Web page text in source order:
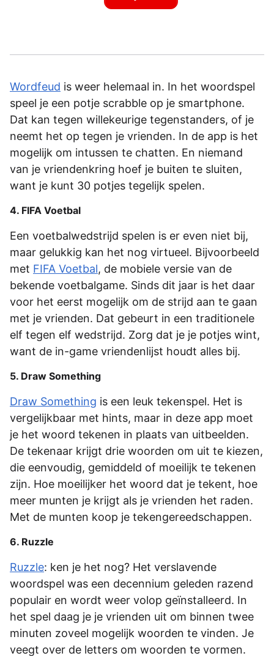
Wordfeud is weer helemaal in. In het woordspel
speel je een potje scrabble op je smartphone.
Dat kan tegen willekeurige tegenstanders, of je
neemt het op tegen je vrienden. In de app is het
mogelijk om intussen te chatten. En niemand
van je vriendenkring hoef je buiten te sluiten,
want je kunt 30 potjes tegelijk spelen.
4. FIFA Voetbal
Een voetbalwedstrijd spelen is er even niet bij,
maar gelukkig kan het nog virtueel. Bijvoorbeeld
met FIFA Voetbal, de mobiele versie van de
bekende voetbalgame. Sinds dit jaar is het daar
voor het eerst mogelijk om de strijd aan te gaan
met je vrienden. Dat gebeurt in een traditionele
elf tegen elf wedstrijd. Zorg dat je je potjes wint,
want de in-game vriendenlijst houdt alles bij.
5. Draw Something
Draw Something is een leuk tekenspel. Het is
vergelijkbaar met hints, maar in deze app moet
je het woord tekenen in plaats van uitbeelden.
De tekenaar krijgt drie woorden om uit te kiezen,
die eenvoudig, gemiddeld of moeilijk te tekenen
zijn. Hoe moeilijker het woord dat je tekent, hoe
meer munten je krijgt als je vrienden het raden.
Met de munten koop je tekengereedschappen.
6. Ruzzle
Ruzzle: ken je het nog? Het verslavende
woordspel was een decennium geleden razend
populair en wordt weer volop geïnstalleerd. In
het spel daag je je vrienden uit om binnen twee
minuten zoveel mogelijk woorden te vinden. Je
veegt over de letters om woorden te vormen.